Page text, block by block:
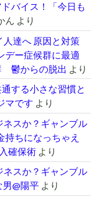
バイス！「今日も
ん より
達へ 原因と対策
デー症候群に最適
鬱からの脱出 より
する小さな習慣と
マです より
ネスか？ギャンブル
ちになっちゃえ
確保術より
ネスか？ギャンブル
@陽平より